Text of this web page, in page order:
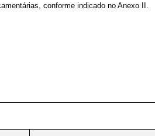
conforme indicado no Anexo II.